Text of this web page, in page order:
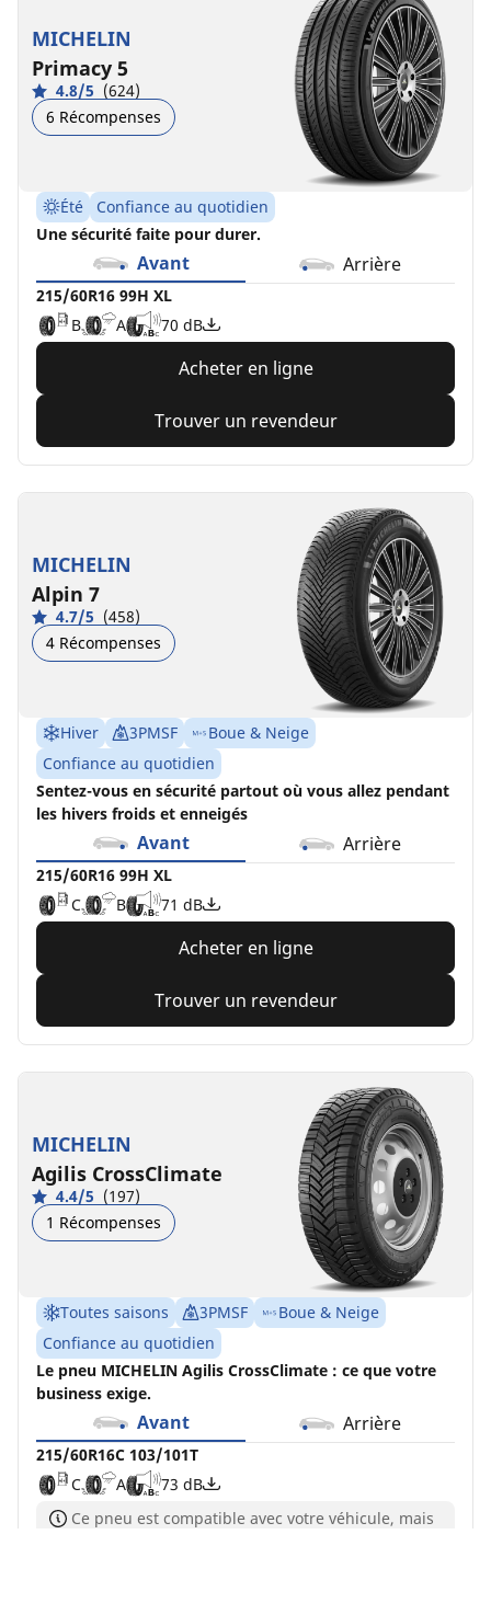
MICHELIN
Primacy 5
4.8/5 (624)
6 Récompenses
Été
Confiance au quotidien
Une sécurité faite pour durer.
Avant Arrière
215/60R16 99H XL
B
A 70 dB
Acheter en ligne
Trouver un revendeur
MICHELIN
Alpin 7
4.7/5 (458)
4 Récompenses
Hiver 3PMSF
Boue & Neige
Confiance au quotidien
Sentez-vous en sécurité partout où vous allez pendant
les hivers froids et enneigés
Avant Arrière
215/60R16 99H XL
C
B 71 dB
Acheter en ligne
Trouver un revendeur
MICHELIN
Agilis CrossClimate
4.4/5 (197)
1 Récompenses
Toutes saisons 3PMSF
Boue & Neige
Confiance au quotidien
Le pneu MICHELIN Agilis CrossClimate : ce que votre
business exige.
Avant Arrière
215/60R16C 103/101T
C
A
73 dB
Ce pneu est compatible avec votre véhicule, mais